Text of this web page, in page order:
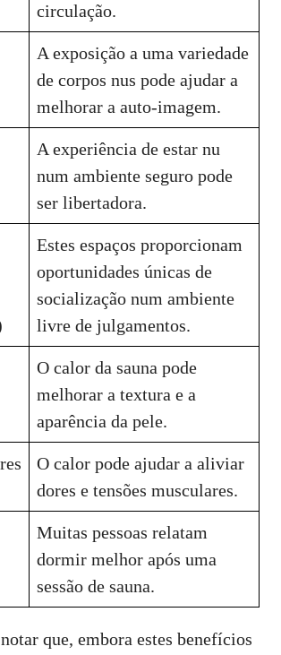
circulação.
A exposição a uma variedade
de corpos nus pode ajudar a
melhorar a auto-imagem.
A experiência de estar nu
num ambiente seguro pode
ser libertadora.
Estes espaços proporcionam
oportunidades únicas de
socialização num ambiente
livre de julgamentos.
O calor da sauna pode
melhorar a textura e a
aparência da pele.
O calor pode ajudar a aliviar
dores e tensões musculares.
Muitas pessoas relatam
dormir melhor após uma
sessão de sauna.
que, embora estes benefícios